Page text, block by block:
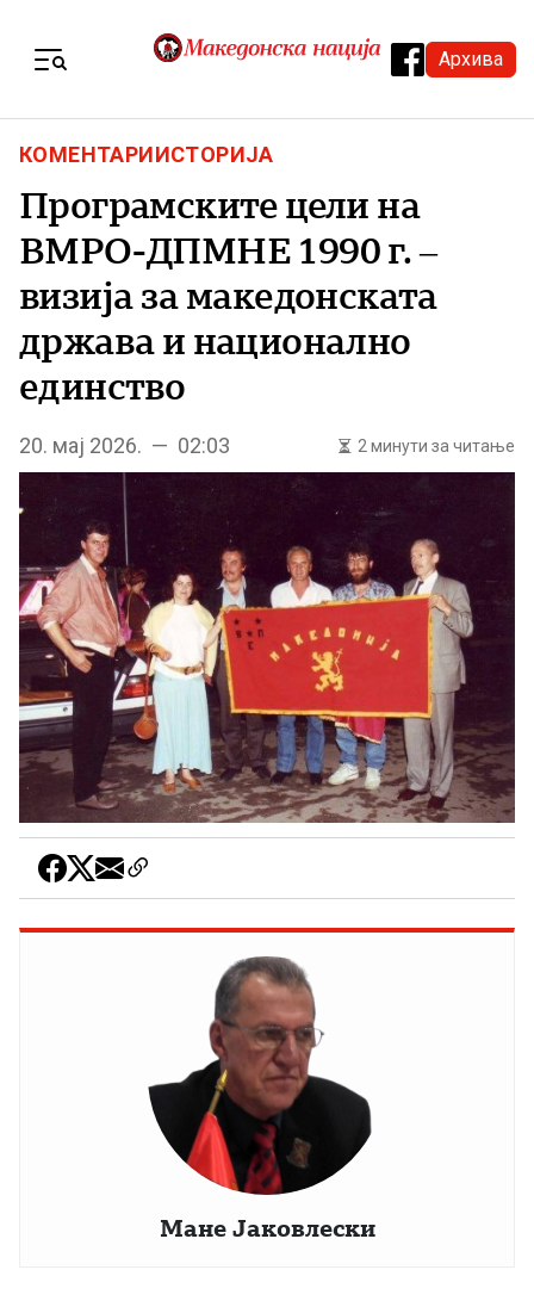
Архива
КОМЕНТАРИИСТОРИЈА
Програмските цели на
ВМРО-ДПМНЕ 1990 г. –
визија за македонската
држава и национално
единство
20. мај 2026. — 02:03 2 минути за читање
Мане Јаковлески